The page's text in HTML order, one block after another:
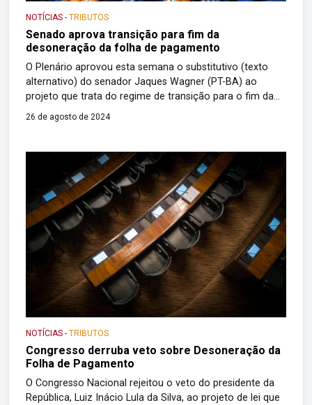
NOTÍCIAS -TRIBUTOS
Senado aprova transição para fim da
desoneração da folha de pagamento
O Plenário aprovou esta semana o substitutivo (texto
alternativo) do senador Jaques Wagner (PT-BA) ao
projeto que trata do regime de transição para o fim da
desoneração da folha de pagamento de 17 setores da
economia. O PL 1.847/2024, do senador licenciado
Executivo e o Congresso […]
26 de agosto de 2024
NOTÍCIAS -TRIBUTOS
Congresso derruba veto sobre Desoneração da
Folha de Pagamento
O Congresso Nacional rejeitou o veto do presidente da
República, Luiz Inácio Lula da Silva, ao projeto de lei que